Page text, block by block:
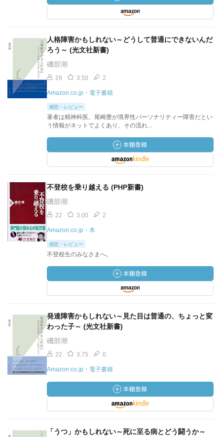
人格障害かもしれない～どうして普通にできないんだ
ろう～ (光文社新書)
磯部潮
29 3.50 2
Amazon.co.jp・電子書籍
感想・レビュー
著者は精神科医。尾崎豊が境界性パーソナリティー障害だとい
う情報がネットでよくあり、その流れ...
不登校を乗り越える (PHP新書)
磯部潮
22 3.00 2
Amazon.co.jp・本
感想・レビュー
不登校生のみなさまへ。
発達障害かもしれない～見た目は普通の、ちょっと変
わった子～ (光文社新書)
磯部潮
22 3.75 0
Amazon.co.jp・電子書籍
「うつ」かもしれない～死に至る病とどう闘うか～